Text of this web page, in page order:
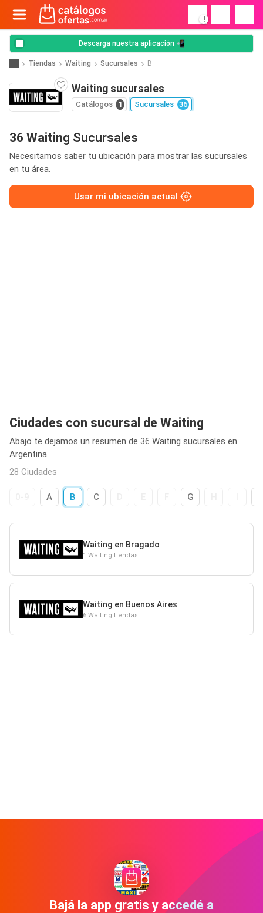
!
Descarga nuestra aplicación 📲
Tiendas Waiting Sucursales B
Waiting sucursales
Catálogos 1 Sucursales 36
36 Waiting Sucursales
Necesitamos saber tu ubicación para mostrar las sucursales
en tu área.
Usar mi ubicación actual
Ciudades con sucursal de Waiting
Abajo te dejamos un resumen de 36 Waiting sucursales en
Argentina.
28 Ciudades
A B C G
Waiting en Bragado
1 Waiting tiendas
Waiting en Buenos Aires
6 Waiting tiendas
Bajá la app gratis y accedé a